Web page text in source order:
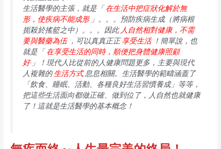
生活醫學的主張，就是「在生活中把症狀化解於無
形，使疾病不能成形 」。。。預防疾病生成（將病根
扼殺於搖籃之中）。。。因此 人自然相對健康，不需
要與醫藥為伍 ，可以真真正正享受生活 ！簡單說，也
就是「在享受生活的同時，順便把身體健康照顧
好 」！現代人比從前的人健康問題更多，主要與現代
人複雜的生活方式息息相關。生活醫學的範疇涵蓋了
「飲食、睡眠、活動、各種良好生活習慣養成」等等，
把這些生活面向都做正確、做到位了，人自然也就健康
了！這就是生活醫學的基本概念！